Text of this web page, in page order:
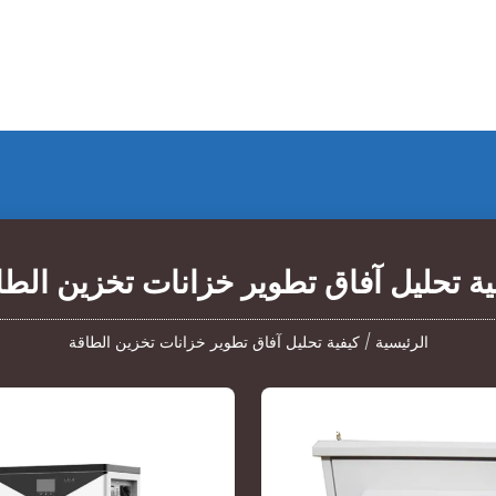
تحليل آفاق تطوير خزانات تخزين
الرئيسية /كيفية تحليل آفاق تطوير خزانات تخزين الطاقة